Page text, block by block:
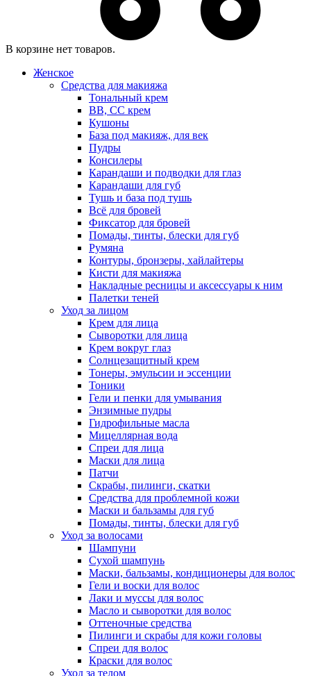
В корзине нет товаров.
Женское
Средства для макияжа
Тональный крем
BB, CC крем
Кушоны
База под макияж, для век
Пудры
Консилеры
Карандаши и подводки для глаз
Карандаши для губ
Тушь и база под тушь
Всё для бровей
Фиксатор для бровей
Помады, тинты, блески для губ
Румяна
Контуры, бронзеры, хайлайтеры
Кисти для макияжа
Накладные ресницы и аксессуары к ним
Палетки теней
Уход за лицом
Крем для лица
Сыворотки для лица
Крем вокруг глаз
Солнцезащитный крем
Тонеры, эмульсии и эссенции
Тоники
Гели и пенки для умывания
Энзимные пудры
Гидрофильные масла
Мицеллярная вода
Спреи для лица
Маски для лица
Патчи
Скрабы, пилинги, скатки
Средства для проблемной кожи
Маски и бальзамы для губ
Помады, тинты, блески для губ
Уход за волосами
Шампуни
Сухой шампунь
Маски, бальзамы, кондиционеры для волос
Гели и воски для волос
Лаки и муссы для волос
Масло и сыворотки для волос
Оттеночные средства
Пилинги и скрабы для кожи головы
Спреи для волос
Краски для волос
Уход за телом